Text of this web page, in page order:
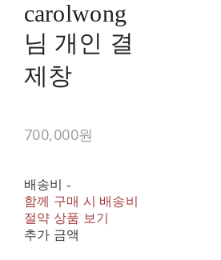
carolwong
님 개인 결
제창
700,000원
배송비 -
함께 구매 시 배송비
절약 상품 보기
추가 금액